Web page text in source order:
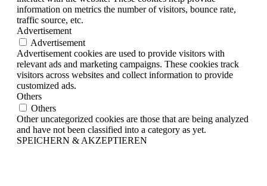
information on metrics the number of visitors, bounce rate,
traffic source, etc.
Advertisement
Advertisement
Advertisement cookies are used to provide visitors with
relevant ads and marketing campaigns. These cookies track
visitors across websites and collect information to provide
customized ads.
Others
Others
Other uncategorized cookies are those that are being analyzed
and have not been classified into a category as yet.
SPEICHERN & AKZEPTIEREN